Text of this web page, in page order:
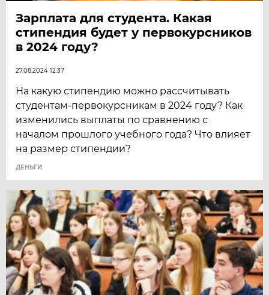
Зарплата для студента. Какая
стипендия будет у первокурсников
в 2024 году?
27.08.2024 12:37
На какую стипендию можно рассчитывать
студентам-первокурсникам в 2024 году? Как
изменились выплаты по сравнению с
началом прошлого учебного года? Что влияет
на размер стипендии?
ДЕНЬГИ